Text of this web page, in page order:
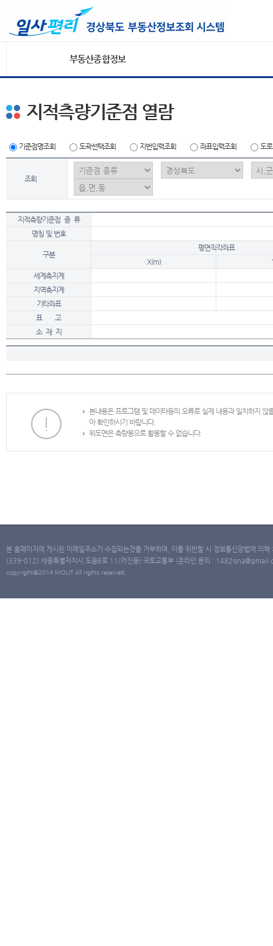
부동산종합정보
지적측량기준점 열람
기준점명조회 도곽선택조회 지번입력조회 좌표입력조회 도
조회
지적측량기준점 종 류
명칭 및 번호
구분
평면직각좌표
X(m)
세계측지계
지역측지계
기타좌표
표 고
소 재 지
본내용은 프로그램 및 데이타등의 오류로 실제 내용과 일치하지
아 확인하시기 바랍니다.
위도면은 측량용으로 활용할 수 없습니다.
본 홈페이지에 게시된 이메일주소가 수집되는것을 거부하며, 이를 위반할 시 정보통신망법에 의
(339-012) 세종특별자치시 도움6로 11(어진동) 국토교통부 (온라인 문의 :
copyright@2014 MOLIT All rights reserved.